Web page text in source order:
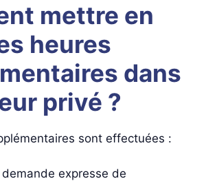
mettre en
heures
dans
privé ?
sont effectuées :
expresse de